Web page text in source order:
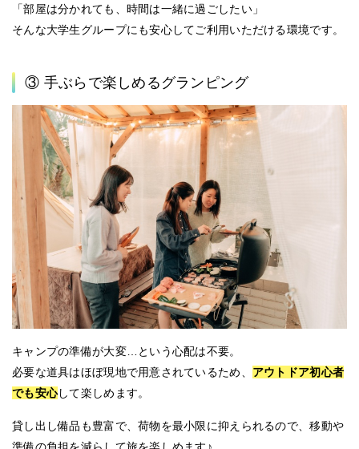
「部屋は分かれても、時間は一緒に過ごしたい」
そんな大学生グループにも安心してご利用いただける環境です。
③ 手ぶらで楽しめるグランピング
キャンプの準備が大変…という心配は不要。
必要な道具はほぼ現地で用意されているため、 アウトドア初心者
でも安心して楽しめます。
貸し出し備品も豊富で、荷物を最小限に抑えられるので、移動や